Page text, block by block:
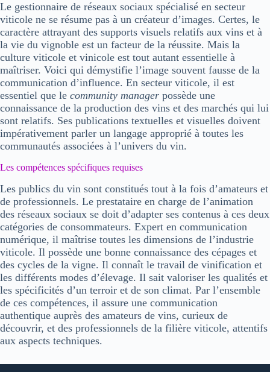
Le gestionnaire de réseaux sociaux spécialisé en secteur
viticole ne se résume pas à un créateur d’images. Certes, le
caractère attrayant des supports visuels relatifs aux vins et à
la vie du vignoble est un facteur de la réussite. Mais la
culture viticole et vinicole est tout autant essentielle à
maîtriser. Voici qui démystifie l’image souvent fausse de la
communication d’influence. En secteur viticole, il est
essentiel que le community manager possède une
connaissance de la production des vins et des marchés qui lui
sont relatifs. Ses publications textuelles et visuelles doivent
impérativement parler un langage approprié à toutes les
communautés associées à l’univers du vin.
Les compétences spécifiques requises
Les publics du vin sont constitués tout à la fois d’amateurs et
de professionnels. Le prestataire en charge de l’animation
des réseaux sociaux se doit d’adapter ses contenus à ces deux
catégories de consommateurs. Expert en communication
numérique, il maîtrise toutes les dimensions de l’industrie
viticole. Il possède une bonne connaissance des cépages et
des cycles de la vigne. Il connaît le travail de vinification et
les différents modes d’élevage. Il sait valoriser les qualités et
les spécificités d’un terroir et de son climat. Par l’ensemble
de ces compétences, il assure une communication
authentique auprès des amateurs de vins, curieux de
découvrir, et des professionnels de la filière viticole, attentifs
aux aspects techniques.